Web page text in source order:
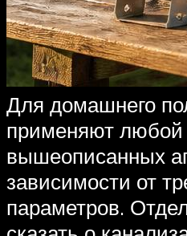
Для домашнего
применяют любой
вышеописанных
зависимости от
параметров.